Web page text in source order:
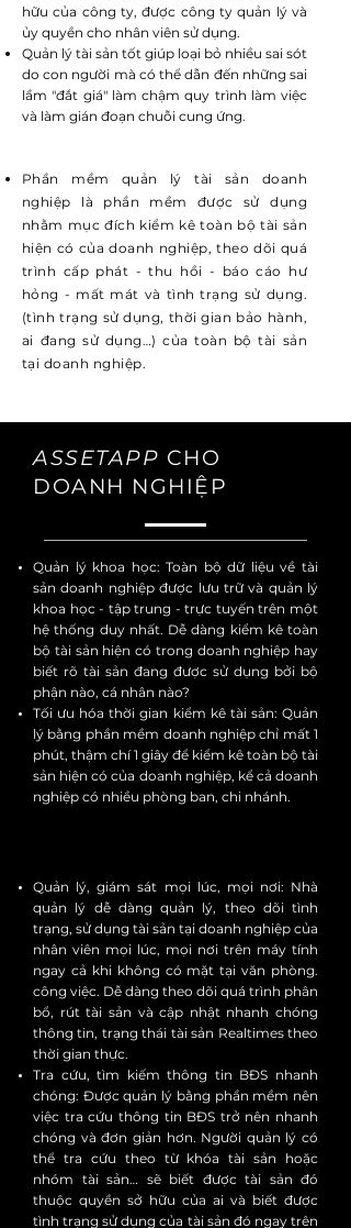
hữu của công ty, được công ty quản lý và
ủy quyền cho nhân viên sử dụng.
Quản lý tài sản tốt giúp loại bỏ nhiều sai sót
do con người mà có thể dẫn đến những sai
lầm "đắt giá" làm chậm quy trình làm việc
và làm gián đoạn chuỗi cung ứng.
Phần mềm quản lý tài sản doanh
nghiệp là phần mềm được sử dụng
nhằm mục đích kiểm kê toàn bộ tài sản
hiện có của doanh nghiệp, theo dõi quá
trình cấp phát - thu hồi - báo cáo hư
hỏng - mất mát và tình trạng sử dụng.
(tình trạng sử dụng, thời gian bảo hành,
ai đang sử dụng…) của toàn bộ tài sản
tại doanh nghiệp.
ASSETAPP CHO
DOANH NGHIỆP
Quản lý khoa học: Toàn bộ dữ liệu về tài
sản doanh nghiệp được lưu trữ và quản lý
khoa học - tập trung - trực tuyến trên một
hệ thống duy nhất. Dễ dàng kiểm kê toàn
bộ tài sản hiện có trong doanh nghiệp hay
biết rõ tài sản đang được sử dụng bởi bộ
phận nào, cá nhân nào?
Tối ưu hóa thời gian kiểm kê tài sản: Quản
lý bằng phần mềm doanh nghiệp chỉ mất 1
phút, thậm chí 1 giây để kiểm kê toàn bộ tài
sản hiện có của doanh nghiệp, kể cả doanh
nghiệp có nhiều phòng ban, chi nhánh.
Quản lý, giám sát mọi lúc, mọi nơi: Nhà
quản lý dễ dàng quản lý, theo dõi tình
trạng, sử dụng tài sản tại doanh nghiệp của
nhân viên mọi lúc, mọi nơi trên máy tính
ngay cả khi không có mặt tại văn phòng.
công việc. Dễ dàng theo dõi quá trình phân
bổ, rút ​​tài sản và cập nhật nhanh chóng
thông tin, trạng thái tài sản Realtimes theo
thời gian thực.
Tra cứu, tìm kiếm thông tin BĐS nhanh
chóng: Được quản lý bằng phần mềm nên
việc tra cứu thông tin BĐS trở nên nhanh
chóng và đơn giản hơn. Người quản lý có
thể tra cứu theo từ khóa tài sản hoặc
nhóm tài sản… sẽ biết được tài sản đó
thuộc quyền sở hữu của ai và biết được
tình trạng sử dụng của tài sản đó ngay trên